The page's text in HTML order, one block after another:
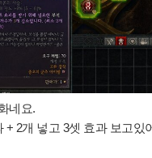
네요.
+ 2개 넣고 3셋 효과 보고있